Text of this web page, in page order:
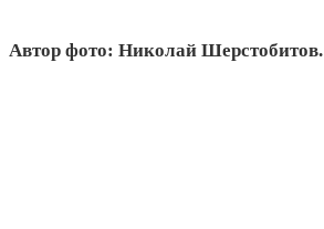
Автор фото: Николай Шерстобитов.